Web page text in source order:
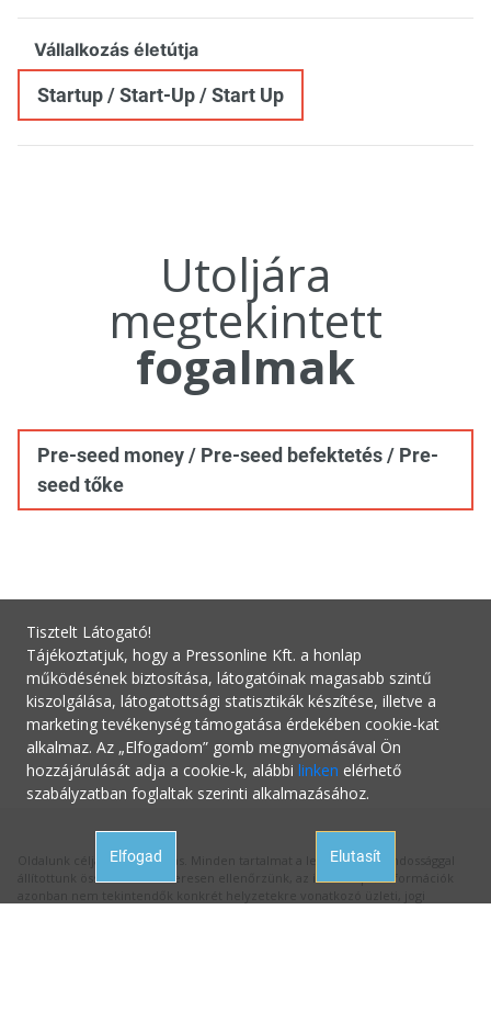
Vállalkozás életútja
Startup / Start-Up / Start Up
Utoljára
megtekintett
fogalmak
Pre-seed money / Pre-seed befektetés / Pre-
seed tőke
Oldalunk célja a tájékoztatás. Minden tartalmat a legnagyobb gondossággal
állítottunk össze és rendszeresen ellenőrzünk, az itt szereplő információk
Tisztelt Látogató!
Tájékoztatjuk, hogy a Pressonline Kft. a honlap
működésének biztosítása, látogatóinak magasabb szintű
kiszolgálása, látogatottsági statisztikák készítése, illetve a
marketing tevékenység támogatása érdekében cookie-kat
alkalmaz. Az „Elfogadom” gomb megnyomásával Ön
hozzájárulását adja a cookie-k, alábbi linken elérhető
szabályzatban foglaltak szerinti alkalmazásához.
Elfogad Elutasít